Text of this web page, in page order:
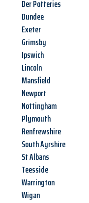
Der Potteries
Dundee
Exeter
Grimsby
Ipswich
Lincoln
Mansfield
Newport
Nottingham
Plymouth
Renfrewshire
South Ayrshire
St Albans
Teesside
Warrington
Wigan